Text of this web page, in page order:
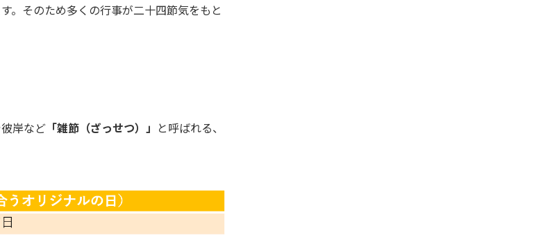
。そのため多くの行事が二十四節気をもと
岸など 「雑節（ざっせつ）」 と呼ばれる、